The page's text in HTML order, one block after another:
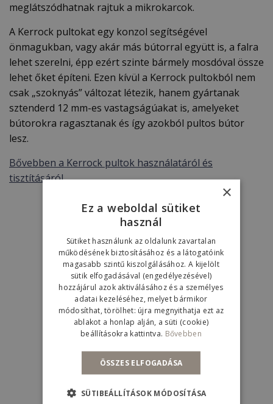
Kollekciók
Tekintse meg teljes
termékpalettánkat.
BŐVEBBEN
meglátszódhatnak rajtuk a mikrokarcok.
A Kerrock pultokat egy konzol segítségével
önmagukban, vagy akár más bútorral együtt is, a falra
lehet szerelni, épp ezért szinte bármely mosdóval össze
lehet őket építeni. Ezen kívül a Kerrock pultokból nem
csak „szoknyás” változat létezik, hanem gyártanak
sztenderd 12 mm-es vastagságúakat is, amelyeket
bútorokra ragasztanak és így azokból pultos bútor
lesz.
Bővebben a Kerrock pultok használatáról és
tisztításáról
×
Ez a weboldal sütiket
használ
Sütiket használunk az oldalunk zavartalan
működésének biztosításához és a látogatóink
magasabb szintű kiszolgálásához. A kijelölt
sütik elfogadásával (engedélyezésével)
hozzájárul azok aktiválásához és a személyes
adatai kezeléséhez, melyet bármikor
módosíthat, törölhet: újra megnyithatja ezt az
ablakot a honlap alján, a süti (cookie)
beállításokra kattintva. Bővebben
ÖSSZES ELFOGADÁSA
SÜTIBEÁLLÍTÁSOK MÓDOSÍTÁSA